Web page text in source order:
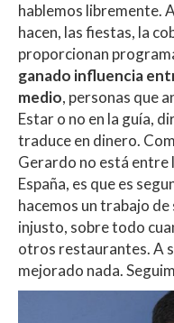
hablemos libremente.
hacen, las fiestas, la
proporcionan
ganado influencia
medio, personas que
Estar o no en la guía,
traduce en dinero.
Gerardo no está
España, es que es
hacemos un trabajo
injusto, sobre todo
otros restaurantes. A
mejorado nada.